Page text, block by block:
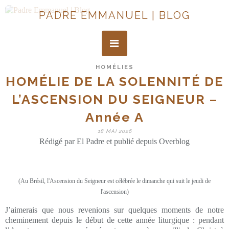
PADRE EMMANUEL | BLOG
HOMÉLIES
HOMÉLIE DE LA SOLENNITÉ DE
L’ASCENSION DU SEIGNEUR –
Année A
18 MAI 2026
Rédigé par El Padre et publié depuis Overblog
(Au Brésil, l'Ascension du Seigneur est célébrée le dimanche qui suit le jeudi de
l'ascension)
J’aimerais que nous revenions sur quelques moments de notre
cheminement depuis le début de cette année liturgique : pendant